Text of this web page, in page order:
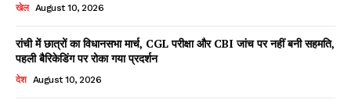
खेल August 10, 2026
रांची में छात्रों का विधानसभा मार्च, CGL परीक्षा और CBI जांच पर नहीं बनी सहमति,
पहली बैरिकेडिंग पर रोका गया प्रदर्शन
देश August 10, 2026